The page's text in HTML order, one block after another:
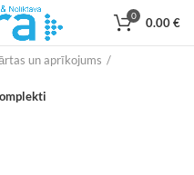
0 0.00€
un aprīkojums